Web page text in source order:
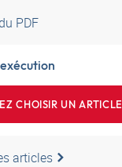
PDF
CHOISIR UN ARTICLE
articles